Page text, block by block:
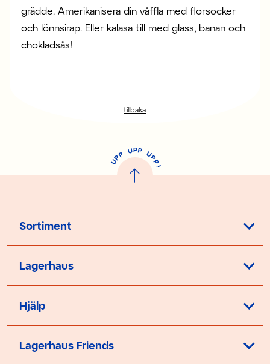
grädde. Amerikanisera din våffla med florsocker
och lönnsirap. Eller kalasa till med glass, banan och
chokladsås!
tillbaka
U
P
P UPP UP
P
!
Sortiment
Lagerhaus
Hjälp
Lagerhaus Friends